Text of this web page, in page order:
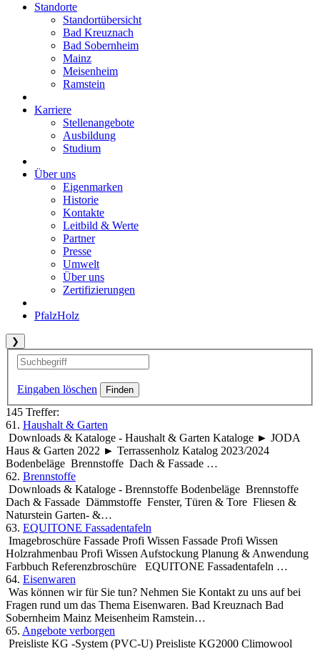
Standorte
Standortübersicht
Bad Kreuznach
Bad Sobernheim
Mainz
Meisenheim
Ramstein
Karriere
Stellenangebote
Ausbildung
Studium
Über uns
Eigenmarken
Historie
Kontakte
Leitbild & Werte
Partner
Presse
Umwelt
Über uns
Zertifizierungen
PfalzHolz
❯
Eingaben löschen
145 Treffer:
61. Haushalt & Garten
Downloads & Kataloge - Haushalt & Garten Kataloge ► JODA
Haus & Garten 2022 ► Terrassenholz Katalog 2023/2024
Bodenbeläge Brennstoffe Dach & Fassade …
62. Brennstoffe
Downloads & Kataloge - Brennstoffe Bodenbeläge Brennstoffe
Dach & Fassade Dämmstoffe Fenster, Türen & Tore Fliesen &
Naturstein Garten- &…
63. EQUITONE Fassadentafeln
Imagebroschüre Fassade Profi Wissen Fassade Profi Wissen
Holzrahmenbau Profi Wissen Aufstockung Planung & Anwendung
Farbbuch Referenzbroschüre EQUITONE Fassadentafeln …
64. Eisenwaren
Was können wir für Sie tun? Nehmen Sie Kontakt zu uns auf bei
Fragen rund um das Thema Eisenwaren. Bad Kreuznach Bad
Sobernheim Mainz Meisenheim Ramstein…
65. Angebote verborgen
Preisliste KG -System (PVC-U) Preisliste KG2000 Climowool